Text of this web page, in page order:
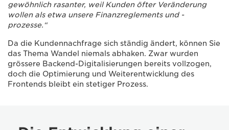
gewöhnlich rasanter, weil Kunden öfter Veränderung
wollen als etwa unsere Finanzreglements und -
prozesse.“
Da die Kundennachfrage sich ständig ändert, können Sie
das Thema Wandel niemals abhaken. Zwar wurden
grössere Backend-Digitalisierungen bereits vollzogen,
doch die Optimierung und Weiterentwicklung des
Frontends bleibt ein stetiger Prozess.